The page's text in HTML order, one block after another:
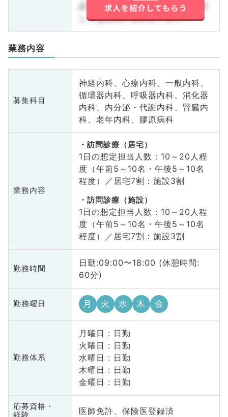
詳しくはお問い合わせ下さい。詳
しくはお問い合わせ下さい。
業務内容
募集科目
神経内科、心療内科、一般内科、
循環器内科、呼吸器内科、消化器
内科、内分泌・代謝内科、腎臓内
科、老年内科、膠原病科
業務内容
訪問診療（居宅）
1日の想定担当人数：10～20人程
度（午前5～10名・午後5～10名
程度）／居宅7割：施設3割
訪問診療（施設）
1日の想定担当人数：10～20人程
度（午前5～10名・午後5～10名
程度）／居宅7割：施設3割
勤務時間
日勤:09:00〜18:00 (休憩時間:
60分)
勤務曜日 月 火 水 木 金
勤務体系
月曜日 : 日勤
火曜日 : 日勤
水曜日 : 日勤
木曜日 : 日勤
金曜日 : 日勤
応募資格・
経験
医師免許、保険医登録済